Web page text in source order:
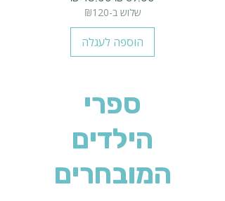
שלוש ב-₪120
הוספה לעגלה
ספרי
הילדים
המובחרים